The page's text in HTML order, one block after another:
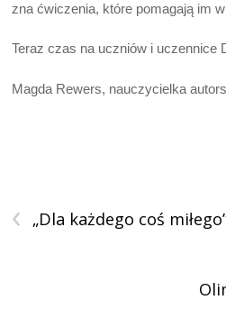
zna ćwiczenia, które pomagają im
Teraz czas na uczniów i uczennice
Magda Rewers, nauczycielka
‹ „Dla każdego coś